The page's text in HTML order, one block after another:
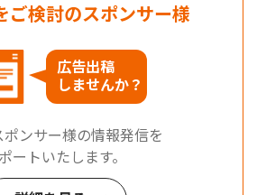
ご検討のスポンサー様
広告出稿
しませんか？
ポンサー様の情報発信を
ートいたします。